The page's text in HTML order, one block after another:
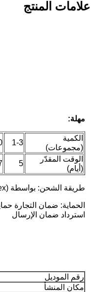
علامات المنتج
مهلة:
الكمية
(مجموعات)
1-3
الوقت المقدّر
(أيام)
5
طريقة الشحن: بواسطة express (DHL ، UPS ، Fedex)
الحماية: ضمان التجارة
استرداد ضمان الإرسال
رقم الموديل
مكان المنشأ